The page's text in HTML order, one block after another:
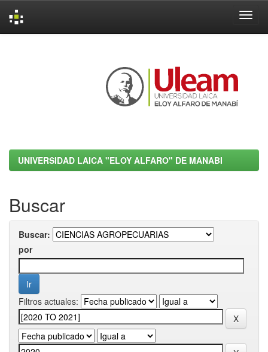
UNIVERSIDAD LAICA "ELOY ALFARO" DE MANABI
Buscar
Buscar:
por
Filtros actuales: